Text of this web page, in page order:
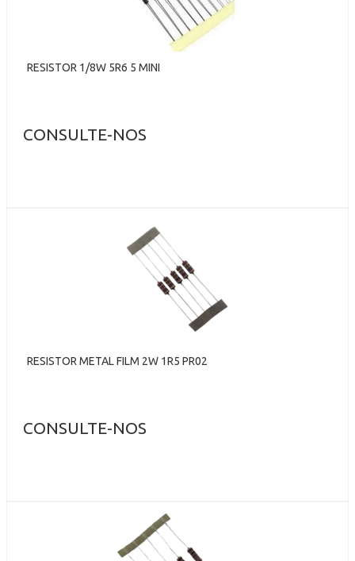
RESISTOR 1/8W 5R6 5 MINI
CONSULTE-NOS
RESISTOR METAL FILM 2W 1R5 PR02
CONSULTE-NOS